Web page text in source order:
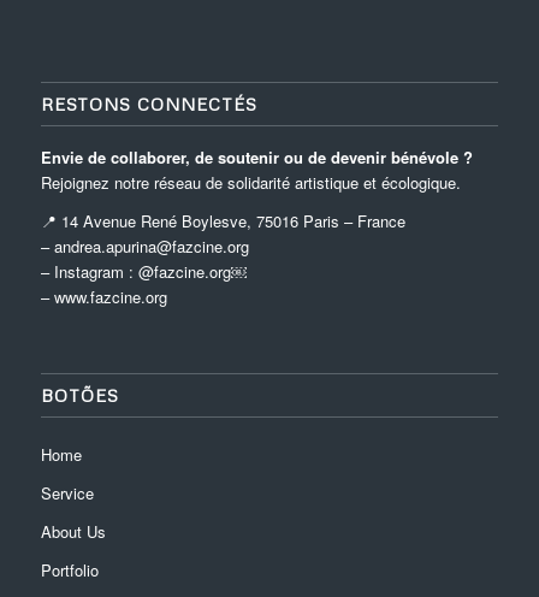
RESTONS CONNECTÉS
Envie de collaborer, de soutenir ou de devenir bénévole ?
Rejoignez notre réseau de solidarité artistique et écologique.
📍 14 Avenue René Boylesve, 75016 Paris – France
– andrea.apurina@fazcine.org
– Instagram : @fazcine.org￼
–www.fazcine.org
BOTÕES
Home
Service
About Us
Portfolio